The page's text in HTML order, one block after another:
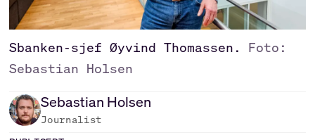
Sbanken-sjef Øyvind Thomassen.
Foto:
Sebastian Holsen
Sebastian Holsen
Journalist